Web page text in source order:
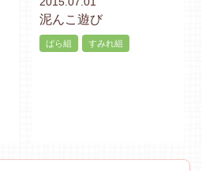
泥んこ遊び
ばら組 すみれ組